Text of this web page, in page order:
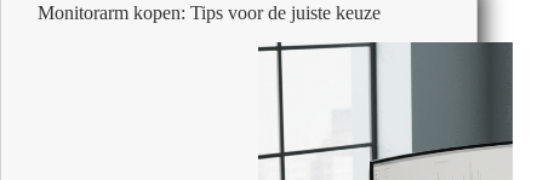
Monitorarm kopen: Tips voor de juiste keuze